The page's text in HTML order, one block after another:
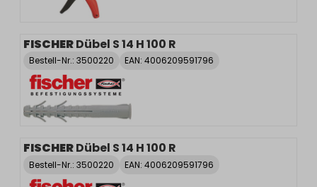
FISCHERDübel S 14 H 100 R
Bestell-Nr.: 3500220 EAN: 4006209591796
FISCHERDübel S 14 H 100 R
Bestell-Nr.: 3500220 EAN: 4006209591796